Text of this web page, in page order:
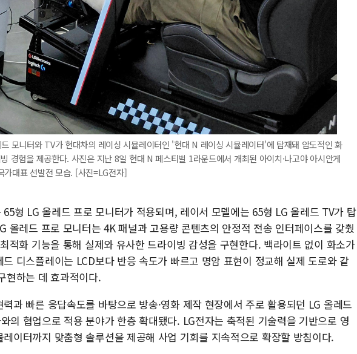
모니터와 TV가 현대차의 레이싱 시뮬레이터인 '현대 N 레이싱 시뮬레이터'에 탑재돼 압도적인 화
경험을 제공한다. 사진은 지난 8일 현대 N 페스티벌 1라운드에서 개최된 아이치·나고야 아시안게
가대표 선발전 모습. [사진=LG전자]
형 LG 올레드 프로 모니터가 적용되며, 레이서 모델에는 65형 LG 올레드 TV가 탑
올레드 프로 모니터는 4K 패널과 고용량 콘텐츠의 안정적 전송 인터페이스를 갖췄
적화 기능을 통해 실제와 유사한 드라이빙 감성을 구현한다. 백라이트 없이 화소가
디스플레이는 LCD보다 반응 속도가 빠르고 명암 표현이 정교해 실제 도로와 같
현하는 데 효과적이다.
과 빠른 응답속도를 바탕으로 방송·영화 제작 현장에서 주로 활용되던 LG 올레드
의 협업으로 적용 분야가 한층 확대됐다. LG전자는 축적된 기술력을 기반으로 영
이터까지 맞춤형 솔루션을 제공해 사업 기회를 지속적으로 확장할 방침이다.